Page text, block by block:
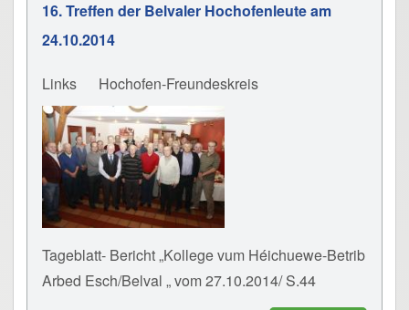
16. Treffen der Belvaler Hochofenleute am
24.10.2014
Links Hochofen-Freundeskreis
Tageblatt- Bericht „Kollege vum Héichuewe-Betrib
Arbed Esch/Belval „ vom 27.10.2014/ S.44